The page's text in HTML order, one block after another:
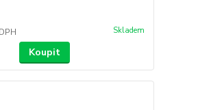
Skladem
Koupit